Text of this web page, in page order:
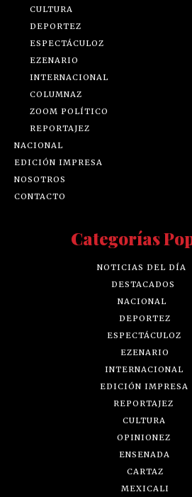
CULTURA
DEPORTEZ
ESPECTÁCULOZ
EZENARIO
INTERNACIONAL
COLUMNAZ
ZOOM POLÍTICO
REPORTAJEZ
NACIONAL
EDICIÓN IMPRESA
NOSOTROS
CONTACTO
Categorías
NOTICIAS DEL DÍA
DESTACADOS
NACIONAL
DEPORTEZ
ESPECTÁCULOZ
EZENARIO
INTERNACIONAL
EDICIÓN IMPRESA
REPORTAJEZ
CULTURA
OPINIONEZ
ENSENADA
CARTAZ
MEXICALI